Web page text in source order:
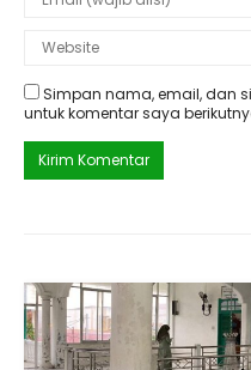
Simpan nama, email, dan
untuk komentar saya